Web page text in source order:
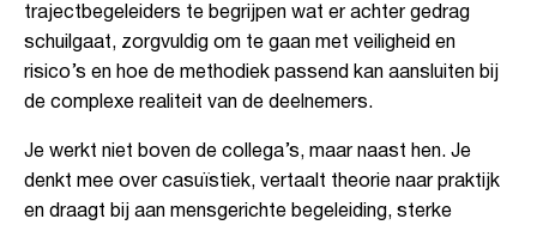
trajectbegeleiders te begrijpen wat er achter gedrag
schuilgaat, zorgvuldig om te gaan met veiligheid en
risico’s en hoe de methodiek passend kan aansluiten bij
de complexe realiteit van de deelnemers.
Je werkt niet boven de collega’s, maar naast hen. Je
denkt mee over casuïstiek, vertaalt theorie naar praktijk
en draagt bij aan mensgerichte begeleiding, sterke